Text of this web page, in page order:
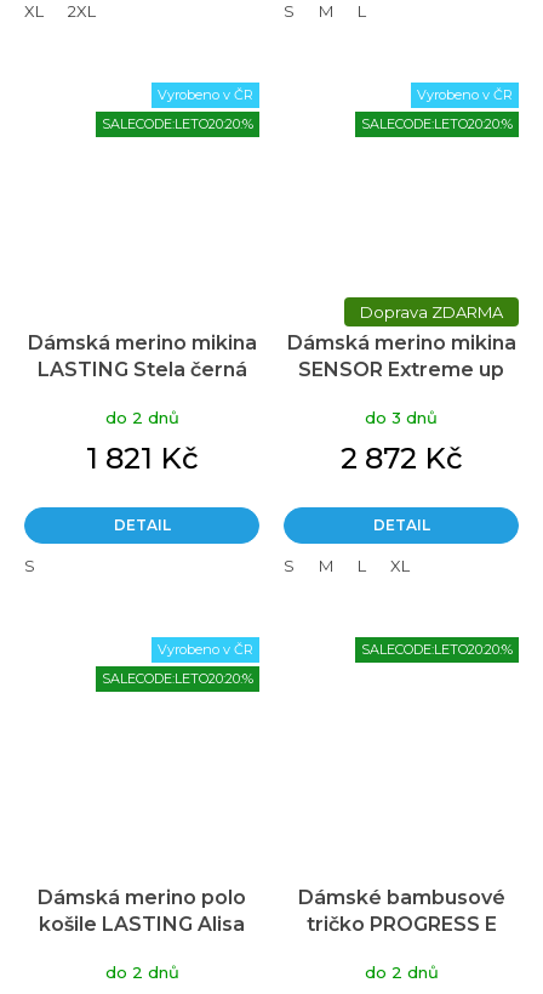
XL 2XL S M L
Vyrobeno v ČR
SALECODE:LETO20:20:%
Dámská merino mikina
LASTING Stela černá
do 2 dnů
1 821 Kč
DETAIL
S
Vyrobeno v ČR
SALECODE:LETO20:20:%
ZDARMA
Dámská merino mikina
SENSOR Extreme up
do 3 dnů
2 872 Kč
DETAIL
S M L XL
Vyrobeno v ČR
SALECODE:LETO20:20:%
Dámská merino polo
košile LASTING Alisa
do 2 dnů
SALECODE:LETO20:20:%
Dámské bambusové
tričko PROGRESS E
do 2 dnů